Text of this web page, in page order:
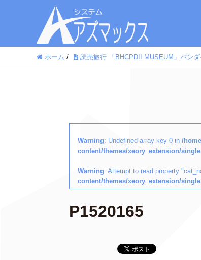
ホーム / 読売旅行 「BHCPDII MUSEUM」バン
Warning: Undefined array key 0 in /
content/themes/xeory_extension/
Warning: Attempt to read property
content/themes/xeory_extension/
P1520165